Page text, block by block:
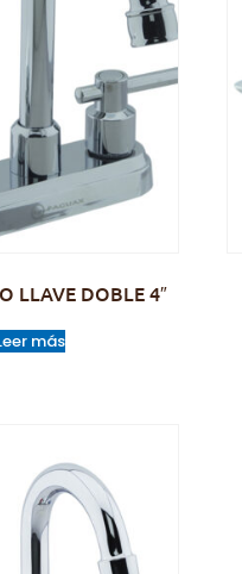
LLAVE DOBLE 4″
más